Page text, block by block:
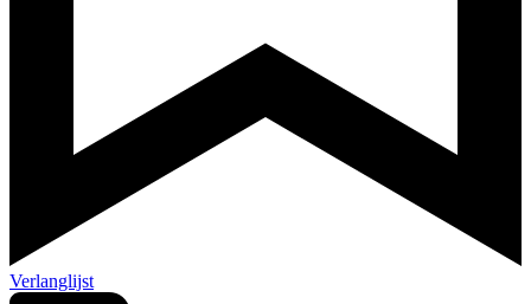
Verlanglijst